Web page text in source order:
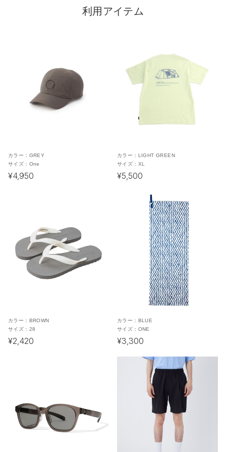
利用アイテム
カラー： GREY
サイズ： One
¥4,950
カラー： LIGHT GREEN
サイズ： XL
¥5,500
カラー： BROWN
サイズ： 28
¥2,420
カラー： BLUE
サイズ： ONE
¥3,300